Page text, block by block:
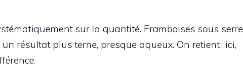
sur la quantité. Framboises sous serre
résultat plus terne, presque aqueux. On retient : ici,